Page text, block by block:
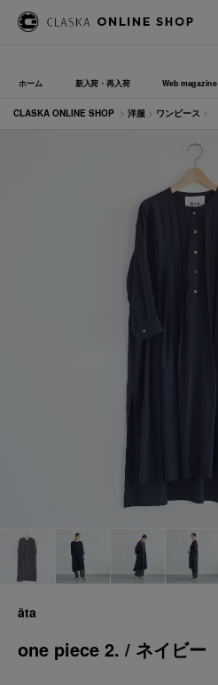
ホーム 新入荷・再入荷 Web magazine
CLASKA ONLINE SHOP > 洋服 > ワンピース >
āta
one piece 2. / ネイビー